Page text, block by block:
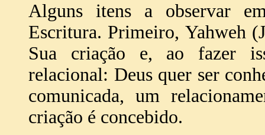
Alguns itens a observar
Escritura. Primeiro, Yahweh
Sua criação e, ao fazer
relacional: Deus quer ser
comunicada, um
criação é concebido.